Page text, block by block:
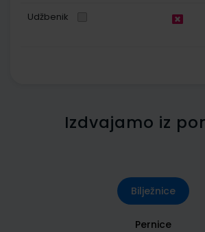
Udžbenik
Izdvajamo iz
Bilježnice
Pernice